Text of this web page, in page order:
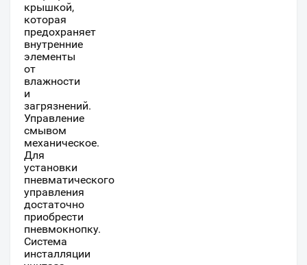
крышкой,
которая
предохраняет
внутренние
элементы
от
влажности
и
загрязнений.
Управление
смывом
механическое.
Для
установки
пневматического
управления
достаточно
приобрести
пневмокнопку.
Система
инсталляции